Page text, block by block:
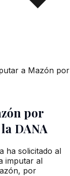
a Mazón por
por
DANA
ha solicitado al
imputar al
por